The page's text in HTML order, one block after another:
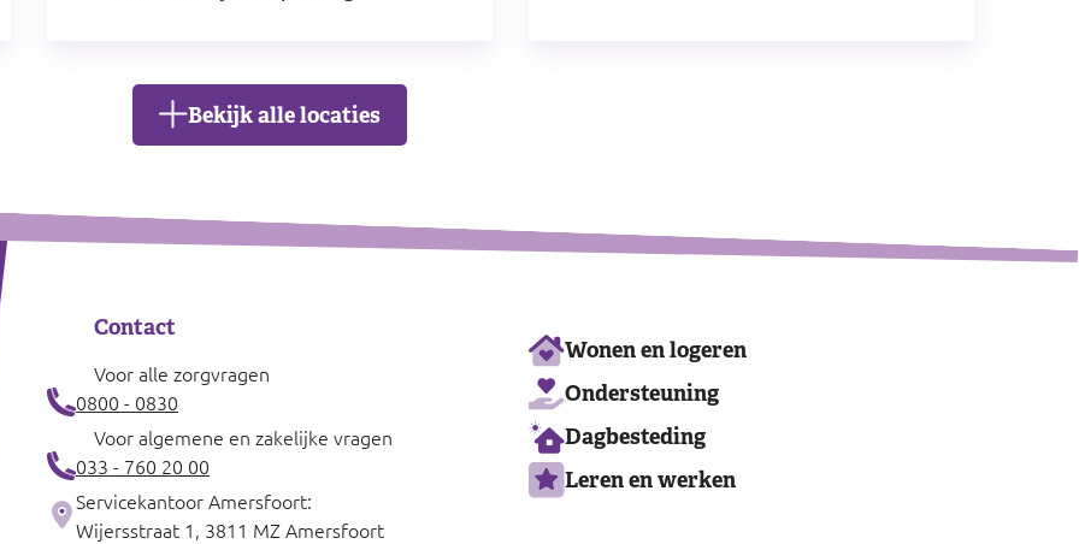
Bekijk alle locaties
Contact
Voor alle zorgvragen
0800 - 0830
Voor algemene en zakelijke vragen
033 - 760 20 00
Servicekantoor Amersfoort:
Wijersstraat 1, 3811 MZ Amersfoort
Ons
aanbod
Wonen en logeren
Ondersteuning
Dagbesteding
Leren en werken